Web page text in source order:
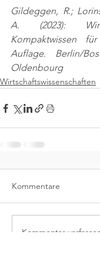
Gildeggen, R.;
A. (2023):
Kompaktwissen
Auflage. Berlin/
Oldenbourg
Wirtschaftswissenschaften
Kommentare
Kommentar